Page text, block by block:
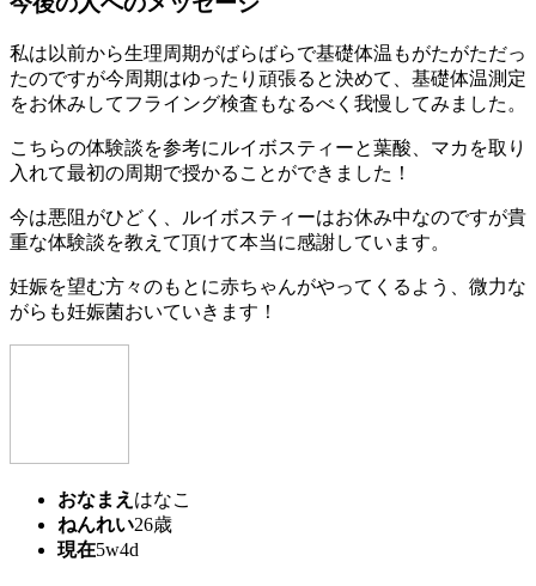
私は以前から生理周期がばらばらで基礎体温もがたがただっ
たのですが今周期はゆったり頑張ると決めて、基礎体温測定
をお休みしてフライング検査もなるべく我慢してみました。
こちらの体験談を参考にルイボスティーと葉酸、マカを取り
入れて最初の周期で授かることができました！
今は悪阻がひどく、ルイボスティーはお休み中なのですが貴
重な体験談を教えて頂けて本当に感謝しています。
妊娠を望む方々のもとに赤ちゃんがやってくるよう、微力な
がらも妊娠菌おいていきます！
おなまえ はなこ
ねんれい26歳
現在5w4d